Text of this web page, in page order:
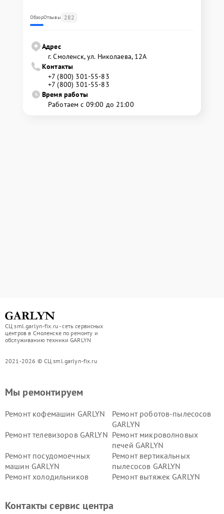
ОбзорОтзывы 282
Адрес
г. Смоленск, ул. Николаева, 12А
Контакты
+7 (800) 301-55-83
+7 (800) 301-55-83
Время работы
Работаем с 09:00 до 21:00
СЦ sml.garlyn-fix.ru - сеть сервисных
центров в Смоленске по ремонту и
обслуживанию техники GARLYN
2021-2026 © СЦ sml.garlyn-fix.ru
Мы ремонтируем
Ремонт кофемашин GARLYN
Ремонт роботов-пылесосов
GARLYN
Ремонт телевизоров GARLYN Ремонт микроволновых
печей GARLYN
Ремонт посудомоечных
машин GARLYN
Ремонт вертикальных
пылесосов GARLYN
Ремонт холодильников
Ремонт вытяжек GARLYN
стеклоочистителей GARLYN
GARLYN
Контакты сервис центра